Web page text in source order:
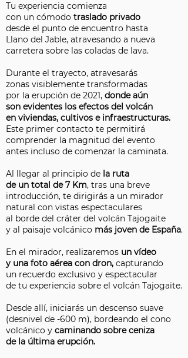
Tu experiencia comienza
con un cómodo traslado privado
desde el punto de encuentro hasta
Llano del Jable, atravesando a nueva
carretera sobre las coladas de lava.
Durante el trayecto, atravesarás
zonas visiblemente transformadas
por la erupción de 2021, donde aún
son evidentes los efectos del volcán
en viviendas, cultivos e infraestructuras.
Este primer contacto te permitirá
comprender la magnitud del evento
antes incluso de comenzar la caminata.
Al llegar al principio de la ruta
de un total de 7 Km, tras una breve
introducción, te dirigirás a un mirador
natural con vistas espectaculares
al borde del cráter del volcán Tajogaite
y al paisaje volcánico más joven de España.
En el mirador, realizaremos un vídeo
y una foto aérea con dron, capturando
un recuerdo exclusivo y espectacular
de tu experiencia sobre el volcán Tajogaite.
Desde allí, iniciarás un descenso suave
(desnivel de -600 m), bordeando el cono
volcánico y caminando sobre ceniza
de la última erupción.